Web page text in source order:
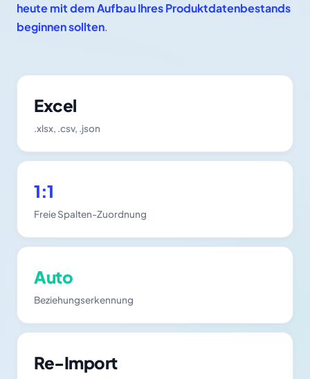
heute mit dem Aufbau Ihres Produktdatenbestands
beginnen sollten.
Excel
.xlsx, .csv, .json
1:1
Freie Spalten-Zuordnung
Auto
Beziehungserkennung
Re-Import